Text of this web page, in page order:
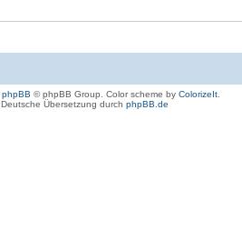
phpBB © phpBB Group. Color scheme by ColorizeIt.
Deutsche Übersetzung durch phpBB.de